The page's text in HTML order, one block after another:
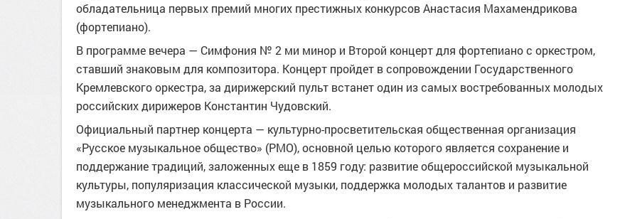
обладательница первых премий многих престижных конкурсов Анастасия Махамендрикова
(фортепиано).
В программе вечера — Симфония № 2 ми минор и Второй концерт для фортепиано с оркестром,
ставший знаковым для композитора. Концерт пройдет в сопровождении Государственного
Кремлевского оркестра, за дирижерский пульт встанет один из самых востребованных молодых
российских дирижеров Константин Чудовский.
Официальный партнер концерта — культурно-просветительская общественная организация
«Русское музыкальное общество» (РМО), основной целью которого является сохранение и
поддержание традиций, заложенных еще в 1859 году: развитие общероссийской музыкальной
культуры, популяризация классической музыки, поддержка молодых талантов и развитие
музыкального менеджмента в России.